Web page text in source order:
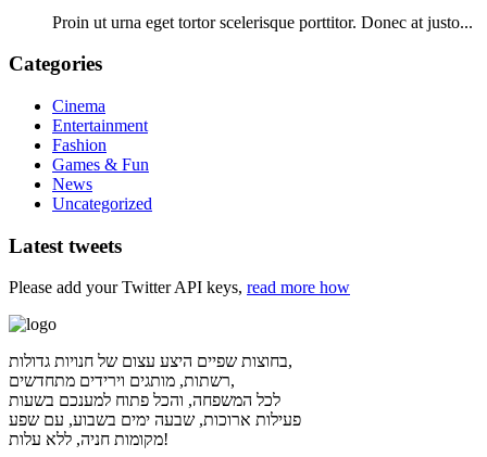
Proin ut urna eget tortor scelerisque porttitor. Donec at justo...
Categories
Cinema
Entertainment
Fashion
Games & Fun
News
Uncategorized
Latest tweets
Please add your Twitter API keys, read more how
בחוצות שפיים היצע עצום של חנויות גדולות,
רשתות, מותגים וירידים מתחדשים,
לכל המשפחה, והכל פתוח למענכם בשעות
פעילות ארוכות, שבעה ימים בשבוע, עם שפע
מקומות חניה, ללא עלות!